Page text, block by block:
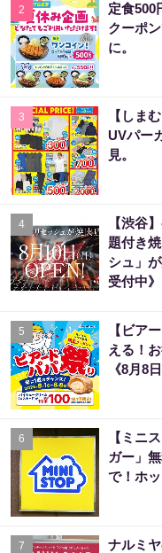
2
定食500
クーポ
に。
3
【しま
UVパー
見。
4
【渋谷
題付き
シュ」
受付中》
5
【ビア
える！
《8月8
6
【ミニ
ガー」
で！ホ
7
ナルミ